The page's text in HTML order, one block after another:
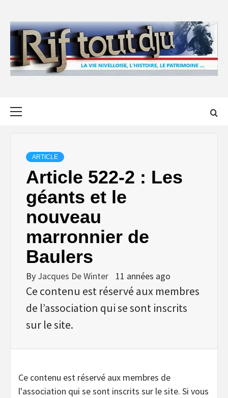
content
ARTICLE
Article 522-2 : Les
géants et le
nouveau
marronnier de
Baulers
By Jacques De Winter 11 années ago
Ce contenu est réservé aux membres
de l’association qui se sont inscrits
sur le site.
Ce contenu est réservé aux membres de
l'association qui se sont inscrits sur le site. Si vous